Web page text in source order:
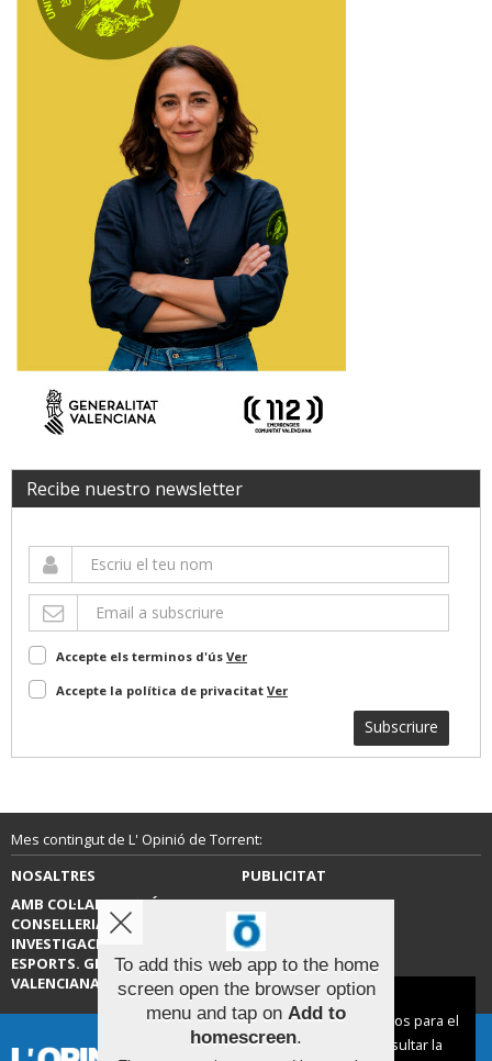
Recibe nuestro newsletter
Accepte els terminos d'ús Ver
Accepte la política de privacitat Ver
Subscriure
Mes contingut de L' Opinió de Torrent:
NOSALTRES
PUBLICITAT
AMB COL·LABORACIÓ DE LA
CONSELLERIA D’EDUCACIÓ,
INVESTIGACIÓ, CULTURA I
ESPORTS. GENERALITAT
VALENCIANA.
CONTACTE
To add this web app to the home
screen open the browser option
menu and tap on Add to
homescreen.
Aviso sobre el Uso de cookies:
Utilizamos cookies nuestras y de terceros para el
funcionamiento del digital. Puedes consultar la